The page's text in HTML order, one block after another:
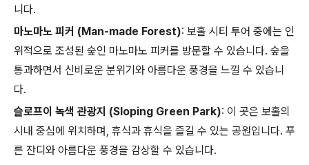
니다.
마노마노 피커 (Man-made Forest): 보홀 시티 투어 중에는 인
위적으로 조성된 숲인 마노마노 피커를 방문할 수 있습니다. 숲을
통과하면서 신비로운 분위기와 아름다운 풍경을 느낄 수 있습니
다.
슬로프이 녹색 관광지 (Sloping Green Park): 이 곳은 보홀의
시내 중심에 위치하며, 휴식과 휴식을 즐길 수 있는 공원입니다. 푸
른 잔디와 아름다운 풍경을 감상할 수 있습니다.